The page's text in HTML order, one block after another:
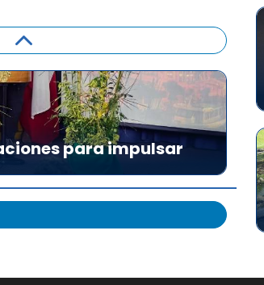
para impulsar